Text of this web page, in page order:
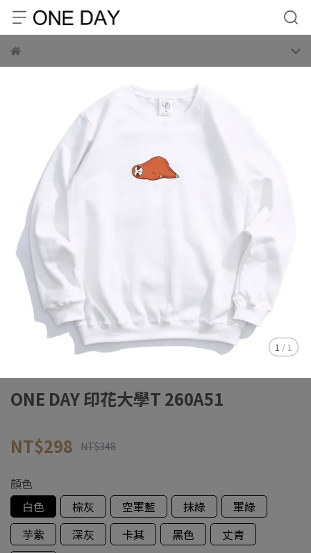
1 / 1
ONE DAY 印花大學T 260A51
NT$298 NT$348
顏色
白色
棕灰 空軍藍 抹綠
軍綠
芋紫
深灰 卡其 黑色
丈青